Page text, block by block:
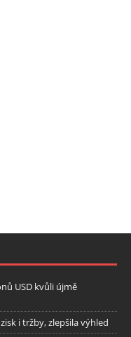
USD kvůli újmě
i tržby, zlepšila výhled